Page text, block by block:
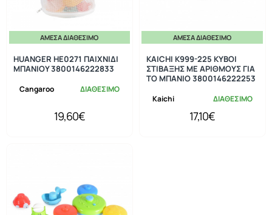
ΆΜΕΣΑ ΔΙΑΘΈΣΙΜΟ
Cangaroo ΔΙΑΘΕΣΙΜΟ
HUANGER ΗΕ0271 ΠΑΙΧΝΙΔΙ
ΜΠΑΝΙΟΥ 3800146222833
19,60€
ΆΜΕΣΑ ΔΙΑΘΈΣΙΜΟ
Kaichi ΔΙΑΘΕΣΙΜΟ
KAICHI K999-225 ΚΥΒΟΙ
ΣΤΙΒΑΞΗΣ ΜΕ ΑΡΙΘΜΟΥΣ ΓΙΑ
ΤΟ ΜΠΑΝΙΟ 3800146222253
17,10€